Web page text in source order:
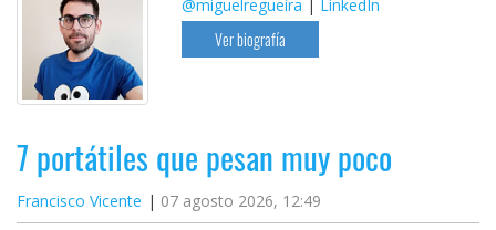
@miguelregueira | LinkedIn
Ver biografía
7 portátiles que pesan muy poco
Francisco Vicente 07 agosto 2026, 12:49